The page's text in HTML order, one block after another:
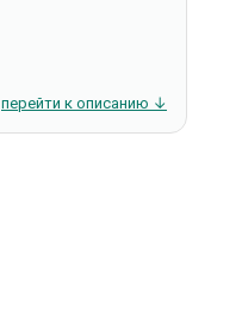
перейти к описанию ↓